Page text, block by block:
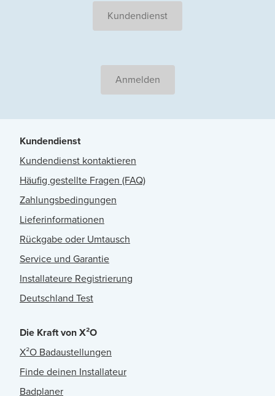
Kundendienst
Anmelden
Kundendienst
Kundendienst kontaktieren
Häufig gestellte Fragen (FAQ)
Zahlungsbedingungen
Lieferinformationen
Rückgabe oder Umtausch
Service und Garantie
Installateure Registrierung
Deutschland Test
Die Kraft von X²O
X²O Badaustellungen
Finde deinen Installateur
Badplaner